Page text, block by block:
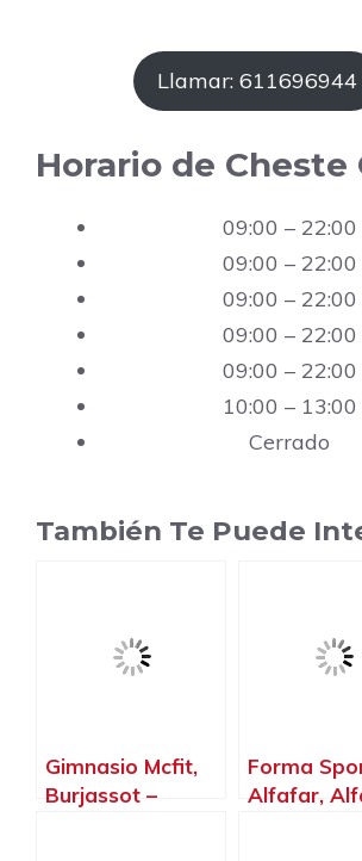
Llamar: 611696944
Horario de Cheste
09:00 – 22:00
09:00 – 22:00
09:00 – 22:00
09:00 – 22:00
09:00 – 22:00
10:00 – 13:00
Cerrado
También Te Puede
Gimnasio Mcfit,
Burjassot –
Forma
Alfafar,